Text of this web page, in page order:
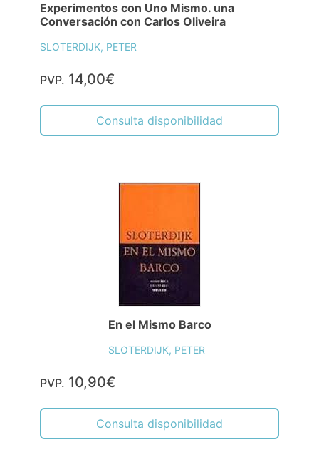
Experimentos con Uno Mismo. una
Conversación con Carlos Oliveira
SLOTERDIJK, PETER
PVP. 14,00€
Consulta disponibilidad
En el Mismo Barco
SLOTERDIJK, PETER
PVP. 10,90€
Consulta disponibilidad